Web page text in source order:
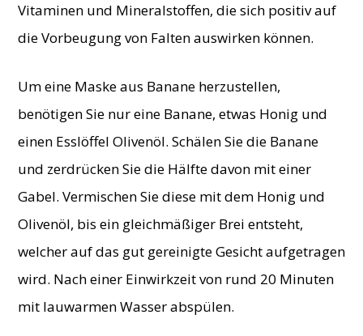
Vitaminen und Mineralstoffen, die sich positiv auf
die Vorbeugung von Falten auswirken können.
Um eine Maske aus Banane herzustellen,
benötigen Sie nur eine Banane, etwas Honig und
einen Esslöffel Olivenöl. Schälen Sie die Banane
und zerdrücken Sie die Hälfte davon mit einer
Gabel. Vermischen Sie diese mit dem Honig und
Olivenöl, bis ein gleichmäßiger Brei entsteht,
welcher auf das gut gereinigte Gesicht aufgetragen
wird. Nach einer Einwirkzeit von rund 20 Minuten
mit lauwarmen Wasser abspülen.